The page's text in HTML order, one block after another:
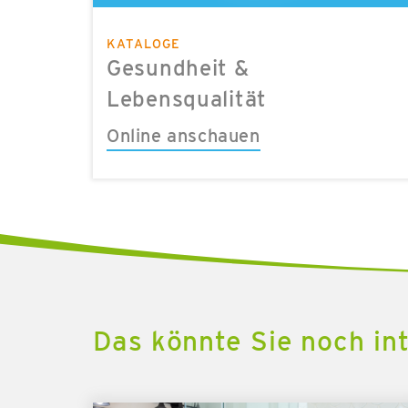
KATALOGE
Gesundheit &
Lebensqualität
Online anschauen
Das könnte Sie noch